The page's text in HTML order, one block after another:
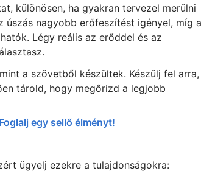
különösen, ha gyakran tervezel merülni
úszás nagyobb erőfeszítést igényel, míg a
Légy reális az erőddel és az
a szövetből készültek. Készülj fel arra,
tárold, hogy megőrizd a legjobb
Foglalj egy sellő élményt!
ügyelj ezekre a tulajdonságokra: